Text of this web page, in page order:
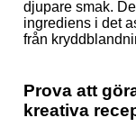
djupare smak.
ingrediens i det
från
Prova att
kreativa